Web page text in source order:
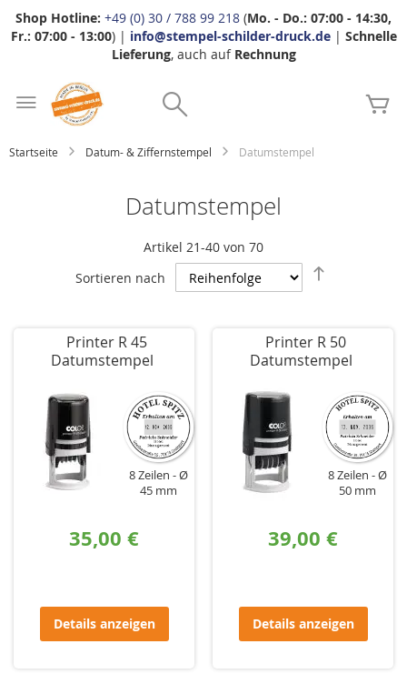
Shop Hotline: +49 (0) 30 / 788 99 218 (Mo. - Do.: 07:00 - 14:30,
Fr.: 07:00 - 13:00) | info@stempel-schilder-druck.de| Schnelle
Lieferung, auch auf Rechnung
Startseite Datum- & Ziffernstempel Datumstempel
Datumstempel
Artikel 21-40 von 70
Sortieren nach
Printer R 45
Datumstempel
8 Zeilen
Ø
45 mm
35,00 €
Details anzeigen
Printer R 50
Datumstempel
8 Zeilen
Ø
50 mm
39,00 €
Details anzeigen